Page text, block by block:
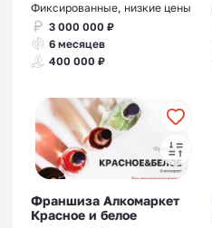
Фиксированные, низкие цены
3 000 000 ₽
6 месяцев
400 000 ₽
Франшиза Алкомаркет
Красное и белое